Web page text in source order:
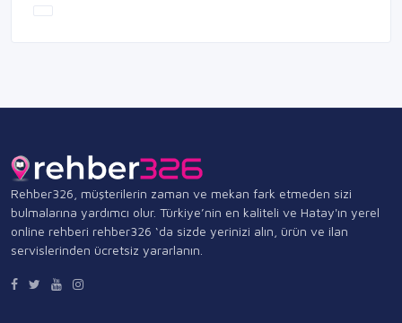
Rehber326, müşterilerin zaman ve mekan fark etmeden sizi
bulmalarına yardımcı olur. Türkiye’nin en kaliteli ve Hatay'ın yerel
online rehberi rehber326 ‘da sizde yerinizi alın, ürün ve ilan
servislerinden ücretsiz yararlanın.